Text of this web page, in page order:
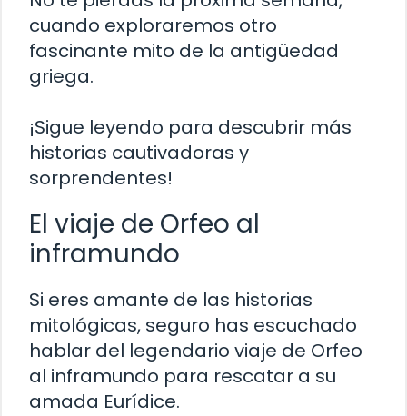
cuando exploraremos otro
fascinante mito de la antigüedad
griega.
¡Sigue leyendo para descubrir más
historias cautivadoras y
sorprendentes!
El viaje de Orfeo al
inframundo
Si eres amante de las historias
mitológicas, seguro has escuchado
hablar del legendario viaje de Orfeo
al inframundo para rescatar a su
amada Eurídice.